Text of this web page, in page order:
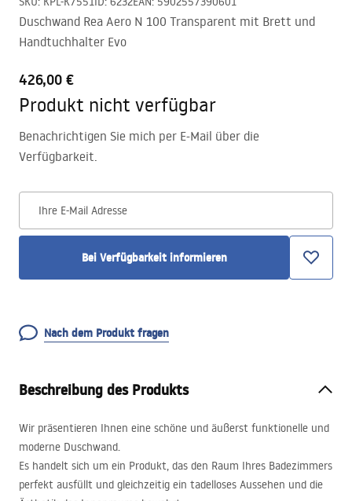
Duschwand Rea Aero N 100 Transparent mit Brett und
Handtuchhalter Evo
426,00 €
Produkt nicht verfügbar
Benachrichtigen Sie mich per E-Mail über die
Verfügbarkeit.
Ihre E-Mail Adresse
Bei Verfügbarkeit informieren
Nach dem Produkt fragen
Beschreibung des Produkts
Wir präsentieren Ihnen eine schöne und äußerst funktionelle und
moderne Duschwand.
Es handelt sich um ein Produkt, das den Raum Ihres Badezimmers
perfekt ausfüllt und gleichzeitig ein tadelloses Aussehen und die